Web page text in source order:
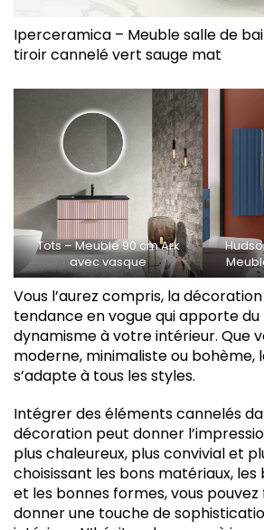
Iperceramica – Meuble salle de
tiroir cannelé vert sauge mat
Tots – Meuble 90 cm Ark
avec vasque
Vous l’aurez compris, la
tendance en vogue qui apporte
dynamisme à votre intérieur. Que
moderne, minimaliste ou bohème,
s’adapte à tous les styles.
Intégrer des éléments cannelés
décoration peut donner
plus chaleureux, plus convivial et
choisissant les bons matériaux, les
et les bonnes formes, vous
donner une touche de